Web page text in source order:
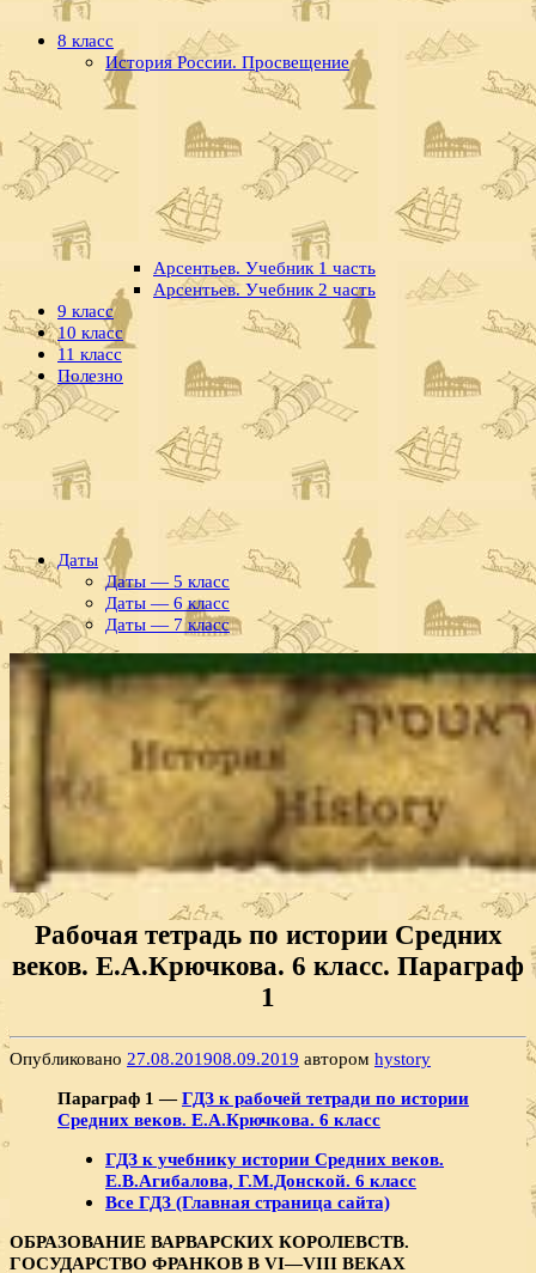
8 класс
История России. Просвещение
Арсентьев. Учебник 1 часть
Арсентьев. Учебник 2 часть
9 класс
10 класс
11 класс
Полезно
Даты
Даты — 5 класс
Даты — 6 класс
Даты — 7 класс
Рабочая тетрадь по истории Средних
веков. Е.А.Крючкова. 6 класс. Параграф
1
Опубликовано 27.08.201908.09.2019 автором hystory
Параграф 1 —ГДЗ к рабочей тетради по истории
Средних веков. Е.А.Крючкова. 6 класс
ГДЗ к учебнику истории Средних веков.
Е.В.Агибалова, Г.М.Донской. 6 класс
Все ГДЗ (Главная страница сайта)
ОБРАЗОВАНИЕ ВАРВАРСКИХ КОРОЛЕВСТВ.
ГОСУДАРСТВО ФРАНКОВ В VI—VIII ВЕКАХ